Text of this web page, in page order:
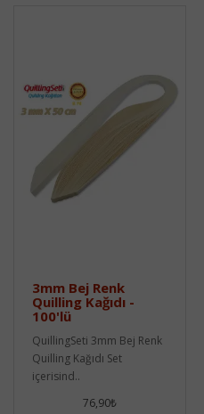
3mm Bej Renk
Quilling Kağıdı -
100'lü
QuillingSeti 3mm Bej Renk
Quilling Kağıdı Set
içerisind..
76,90₺